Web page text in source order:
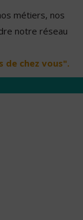
métiers, nos
notre réseau
de chez vous".